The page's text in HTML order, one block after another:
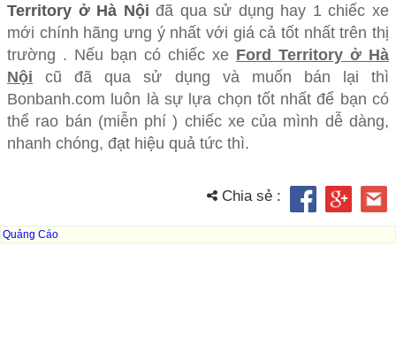
Territory ở Hà Nội đã qua sử dụng hay 1 chiếc xe
mới chính hãng ưng ý nhất với giá cả tốt nhất trên thị
trường . Nếu bạn có chiếc xe Ford Territory ở Hà
Nội cũ đã qua sử dụng và muốn bán lại thì
Bonbanh.com luôn là sự lựa chọn tốt nhất để bạn có
thể rao bán (miễn phí ) chiếc xe của mình dễ dàng,
nhanh chóng, đạt hiệu quả tức thì.
Chia sẻ :
Quảng Cáo